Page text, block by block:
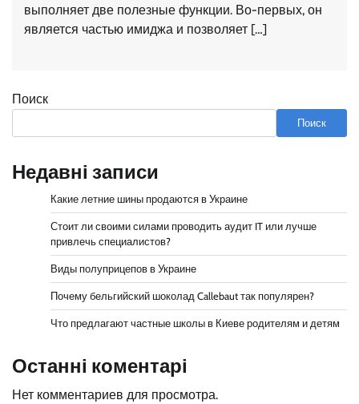
выполняет две полезные функции. Во-первых, он
является частью имиджа и позволяет […]
Поиск
Поиск
Недавні записи
Какие летние шины продаются в Украине
Стоит ли своими силами проводить аудит IT или лучше
привлечь специалистов?
Виды полуприцепов в Украине
Почему бельгийский шоколад Callebaut так популярен?
Что предлагают частные школы в Киеве родителям и детям
Останні коментарі
Нет комментариев для просмотра.